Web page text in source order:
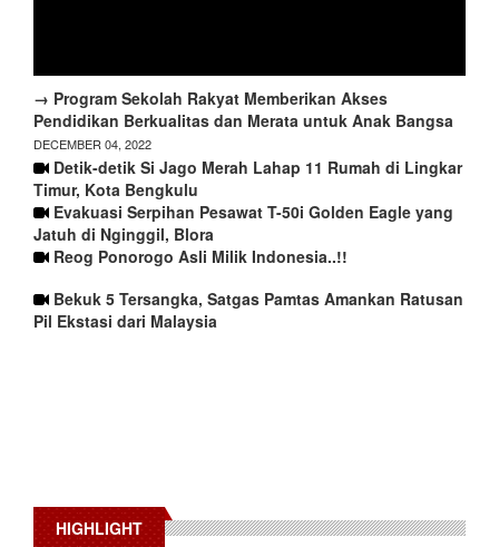
→ Program Sekolah Rakyat Memberikan Akses
Pendidikan Berkualitas dan Merata untuk Anak Bangsa
DECEMBER 04, 2022
Detik-detik Si Jago Merah Lahap 11 Rumah di Lingkar
Timur, Kota Bengkulu
Evakuasi Serpihan Pesawat T-50i Golden Eagle yang
Jatuh di Nginggil, Blora
Reog Ponorogo Asli Milik Indonesia..!!
Bekuk 5 Tersangka, Satgas Pamtas Amankan Ratusan
Pil Ekstasi dari Malaysia
HIGHLIGHT